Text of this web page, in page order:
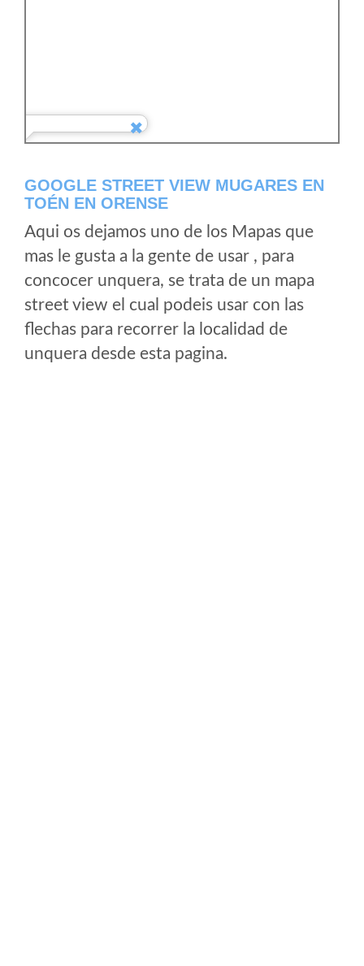
GOOGLE STREET VIEW MUGARES EN
TOÉN EN ORENSE
Aqui os dejamos uno de los Mapas que
mas le gusta a la gente de usar , para
concocer unquera, se trata de un mapa
street view el cual podeis usar con las
flechas para recorrer la localidad de
unquera desde esta pagina.